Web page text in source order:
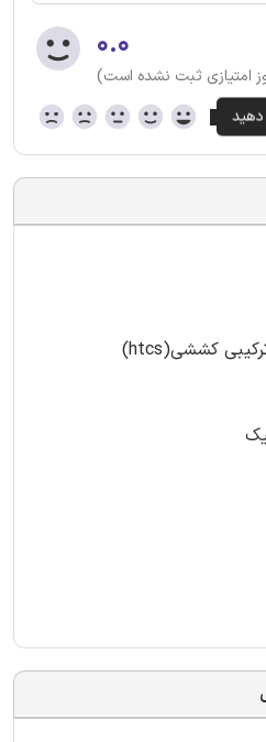
۰.۰
امتیازی ثبت نشده است)